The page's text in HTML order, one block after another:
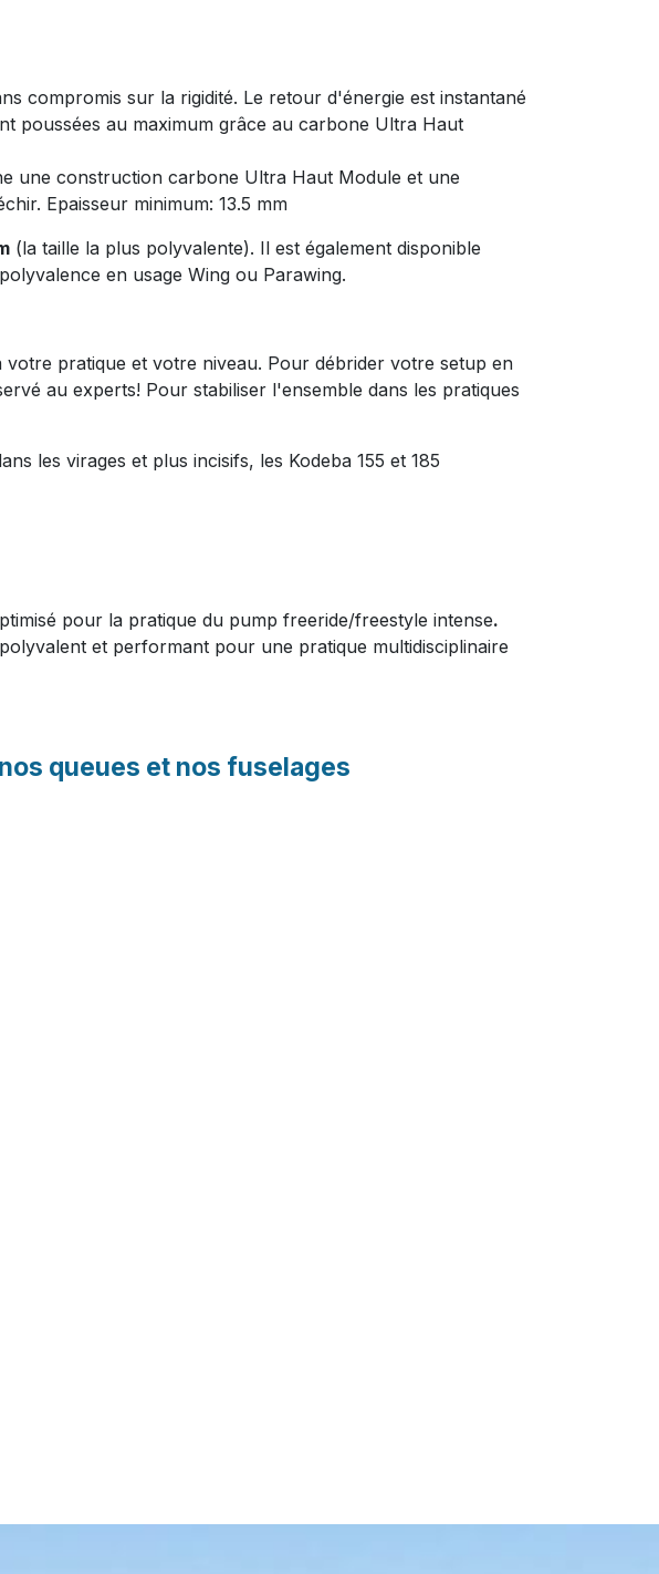
compromis sur la rigidité. Le retour d'énergie est instantané
poussées au maximum grâce au carbone Ultra Haut
une construction carbone Ultra Haut Module et une
Epaisseur minimum: 13.5 mm
(la taille la plus polyvalente). Il est également disponible
en usage Wing ou Parawing.
pratique et votre niveau. Pour débrider votre setup en
au experts! Pour stabiliser l'ensemble dans les pratiques
les virages et plus incisifs, les Kodeba 155 et 185
pour la pratique du pump freeride/freestyle intense.
et performant pour une pratique multidisciplinaire
queues et nos fuselages